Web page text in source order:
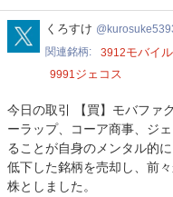
kurosuke5393929
くろすけ
関連銘柄
3912モバイ
9991ジェコス
今日の取引 【買】モバファ
ーラップ、コーア商事、ジ
ることが自身のメンタル的
低下した銘柄を売却し、前
株としました。